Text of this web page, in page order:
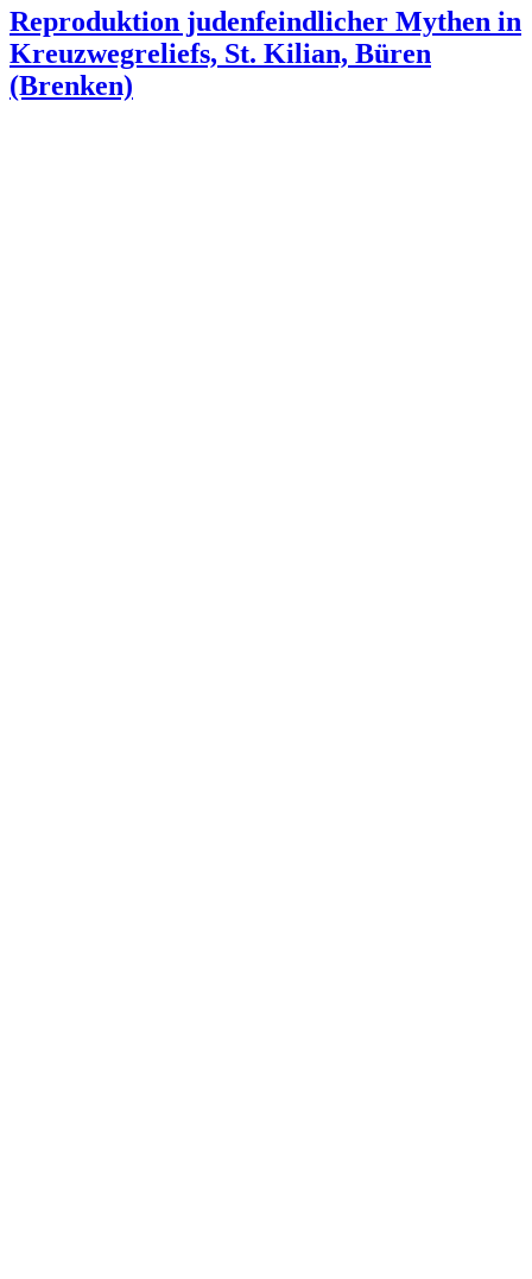
röm.-
kath.
Kirche
St.
Peter
Reproduktion judenfeindlicher Mythen in
Kreuzwegreliefs, St. Kilian, Büren
(Brenken)